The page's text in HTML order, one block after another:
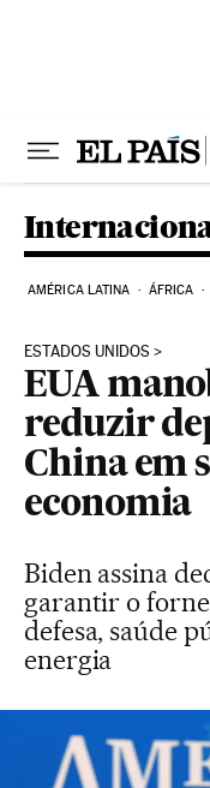
AMÉRICA LATINA ÁFRICA
ESTADOS UNIDOS
EUA
reduzir
China em
economia
Biden assina
garantir o
defesa, saúde
energia